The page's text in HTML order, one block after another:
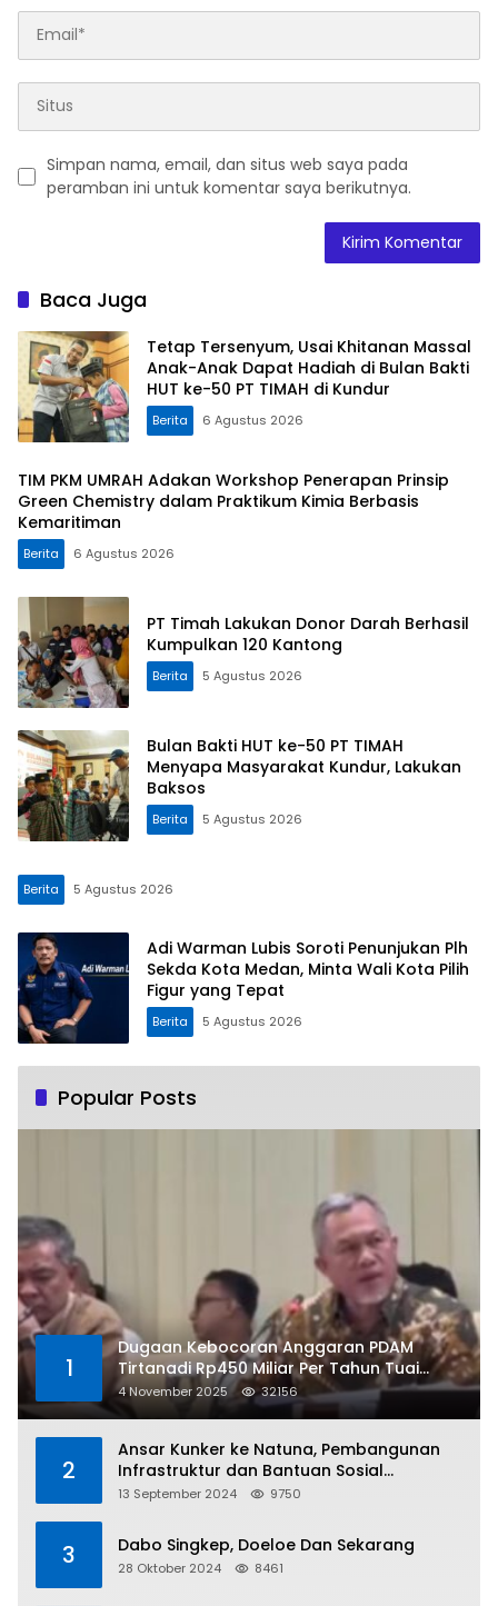
Simpan nama, email, dan situs web saya pada
peramban ini untuk komentar saya berikutnya.
Baca Juga
Tetap Tersenyum, Usai Khitanan Massal
Anak-Anak Dapat Hadiah di Bulan Bakti
HUT ke-50 PT TIMAH di Kundur
Berita 6 Agustus 2026
TIM PKM UMRAH Adakan Workshop Penerapan Prinsip
Green Chemistry dalam Praktikum Kimia Berbasis
Kemaritiman
Berita 6 Agustus 2026
PT Timah Lakukan Donor Darah Berhasil
Kumpulkan 120 Kantong
Berita 5 Agustus 2026
Bulan Bakti HUT ke-50 PT TIMAH
Menyapa Masyarakat Kundur, Lakukan
Baksos
Berita 5 Agustus 2026
Berita 5 Agustus 2026
Adi Warman Lubis Soroti Penunjukan Plh
Sekda Kota Medan, Minta Wali Kota Pilih
Figur yang Tepat
Berita 5 Agustus 2026
Popular Posts
1
Dugaan Kebocoran Anggaran PDAM
Tirtanadi Rp450 Miliar Per Tahun Tuai
Kritikan
4 November 2025 32156
2
Ansar Kunker ke Natuna, Pembangunan
Infrastruktur dan Bantuan Sosial
Direalisasikan Hingga Pulau Tiga
13 September 2024 9750
3 Dabo Singkep, Doeloe Dan Sekarang
28 Oktober 2024 8461